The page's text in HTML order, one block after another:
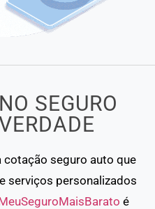
SEGURO
cotação seguro auto que
serviços personalizados
é